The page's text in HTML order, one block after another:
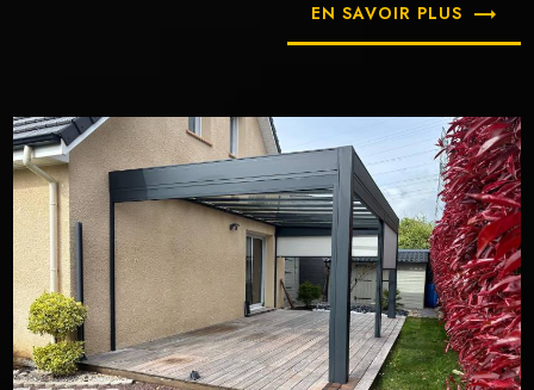
EN SAVOIR PLUS